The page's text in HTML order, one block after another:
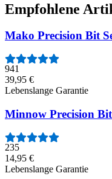
Empfohlene
Mako Precision Bit
941
39,95 €
Lebenslange Garantie
Minnow Precision
235
14,95 €
Lebenslange Garantie